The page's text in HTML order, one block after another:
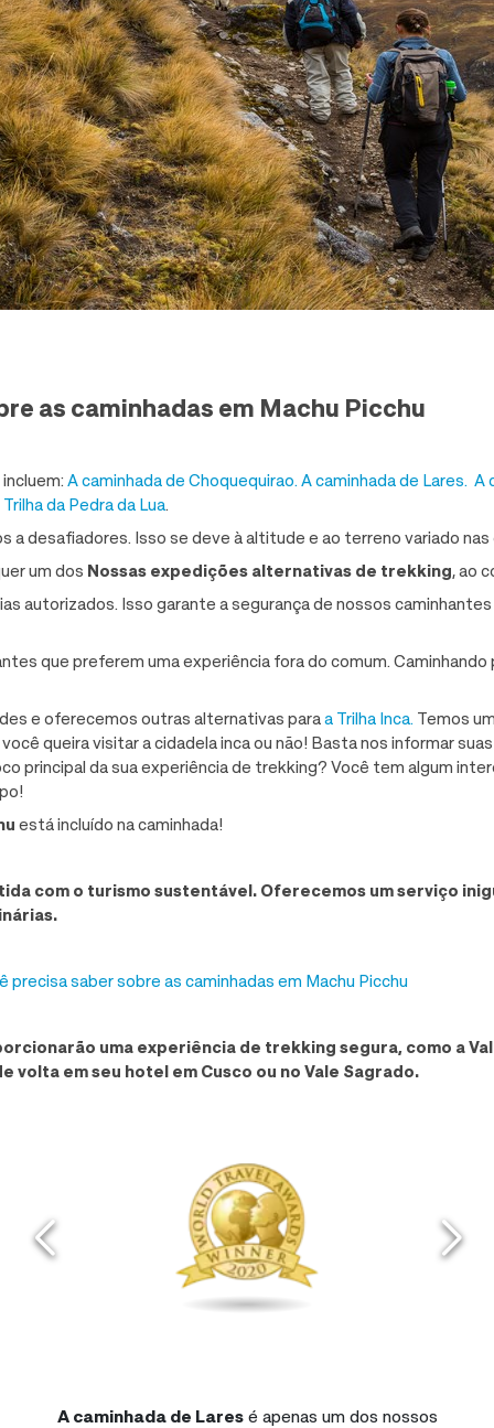
as caminhadas em Machu Picchu
A caminhada de Choquequirao. A caminhada de Lares. A
Trilha da Pedra da Lua.
a desafiadores. Isso se deve à altitude e ao terreno variado
um dos Nossas expedições alternativas de trekking, ao
autorizados. Isso garante a segurança de nossos
que preferem uma experiência fora do comum.
e oferecemos outras alternativas paraa Trilha Inca. Temos
queira visitar a cidadela inca ou não! Basta nos informar
principal da sua experiência de trekking? Você tem algum
está incluído na caminhada!
com o turismo sustentável. Oferecemos um serviço
precisa saber sobre as caminhadas em Machu Picchu
uma experiência de trekking segura, como a
volta em seu hotel em Cusco ou no Vale Sagrado.
A caminhada de Laresé apenas um dos nossos